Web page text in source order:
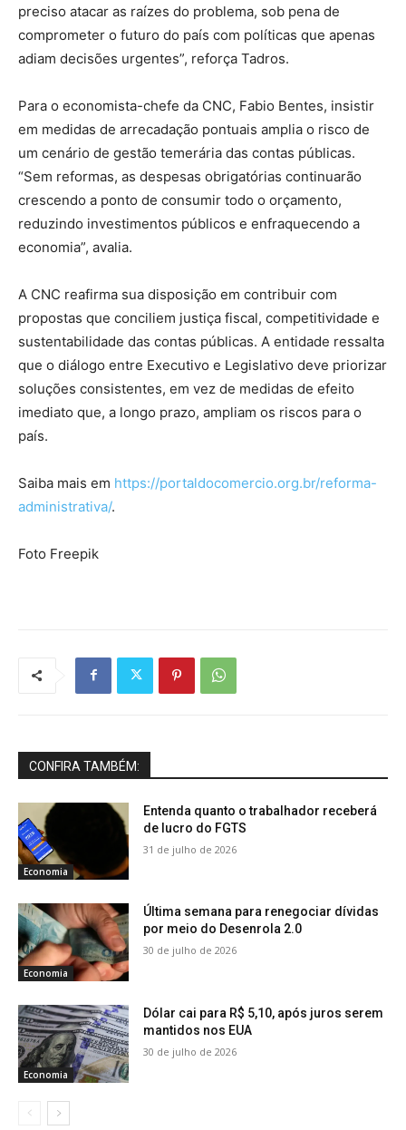
preciso atacar as raízes do problema, sob pena de
comprometer o futuro do país com políticas que apenas
adiam decisões urgentes”, reforça Tadros.
Para o economista-chefe da CNC, Fabio Bentes, insistir
em medidas de arrecadação pontuais amplia o risco de
um cenário de gestão temerária das contas públicas.
“Sem reformas, as despesas obrigatórias continuarão
crescendo a ponto de consumir todo o orçamento,
reduzindo investimentos públicos e enfraquecendo a
economia”, avalia.
A CNC reafirma sua disposição em contribuir com
propostas que conciliem justiça fiscal, competitividade e
sustentabilidade das contas públicas. A entidade ressalta
que o diálogo entre Executivo e Legislativo deve priorizar
soluções consistentes, em vez de medidas de efeito
imediato que, a longo prazo, ampliam os riscos para o
país.
Saiba mais em https://portaldocomercio.org.br/reforma-
administrativa/.
Foto Freepik
CONFIRA TAMBÉM:
Economia
Entenda quanto o trabalhador receberá
de lucro do FGTS
31 de julho de 2026
Economia
Última semana para renegociar dívidas
por meio do Desenrola 2.0
30 de julho de 2026
Economia
Dólar cai para R$ 5,10, após juros serem
mantidos nos EUA
30 de julho de 2026